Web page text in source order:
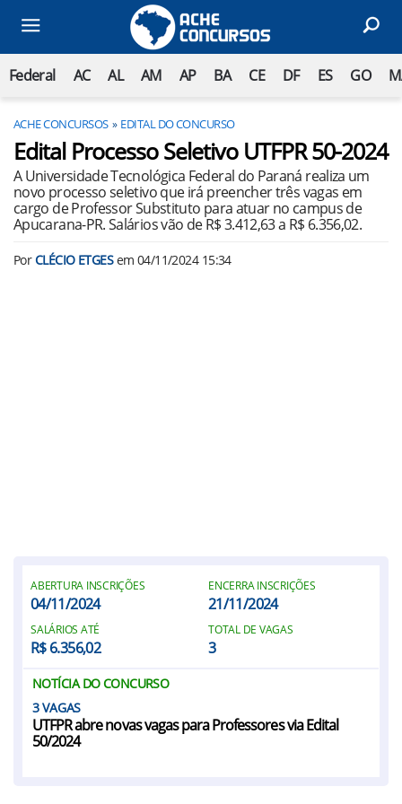
Federal AC AL AM AP BA CE DF ES GO
ACHE CONCURSOS EDITAL DO CONCURSO
Edital Processo Seletivo UTFPR 50-2024
A Universidade Tecnológica Federal do Paraná realiza um
novo processo seletivo que irá preencher três vagas em
cargo de Professor Substituto para atuar no campus de
Apucarana-PR. Salários vão de R$ 3.412,63 a R$ 6.356,02.
PorCLÉCIO ETGESem 04/11/2024 15:34
ABERTURA INSCRIÇÕES
04/11/2024
ENCERRA INSCRIÇÕES
21/11/2024
SALÁRIOS ATÉ
R$ 6.356,02
TOTAL DE VAGAS
3
NOTÍCIA DO CONCURSO
3
UTFPR abre novas vagas para Professores via Edital
50/2024